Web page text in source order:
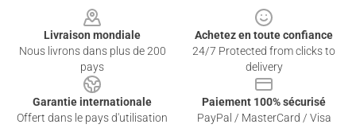
Livraison mondiale
Nous livrons dans plus de 200
pays
Achetez en toute confiance
24/7 Protected from clicks to
delivery
Garantie internationale
Offert dans le pays d'utilisation
Paiement 100% sécurisé
PayPal / MasterCard / Visa